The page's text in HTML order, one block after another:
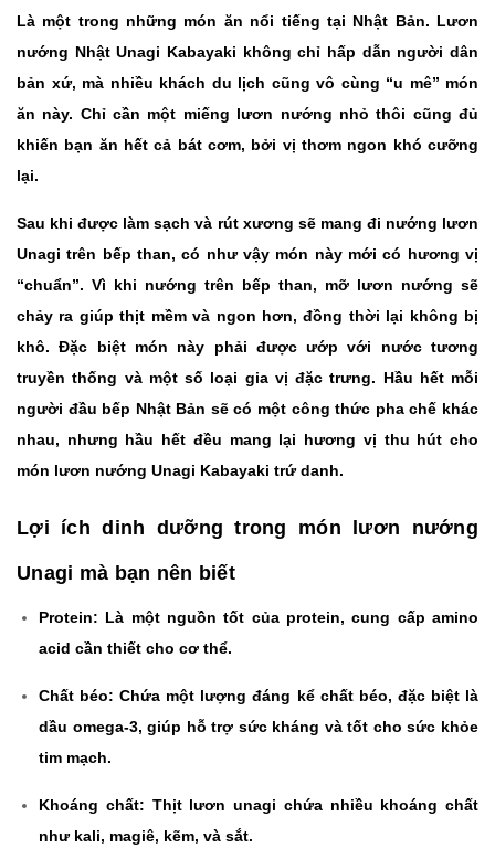
Là một trong những món ăn nổi tiếng tại Nhật Bản. Lươn
nướng Nhật Unagi Kabayaki không chỉ hấp dẫn người dân
bản xứ, mà nhiều khách du lịch cũng vô cùng “u mê” món
ăn này. Chỉ cần một miếng lươn nướng nhỏ thôi cũng đủ
khiến bạn ăn hết cả bát cơm, bởi vị thơm ngon khó cưỡng
lại.
Sau khi được làm sạch và rút xương sẽ mang đi nướng lươn
Unagi trên bếp than, có như vậy món này mới có hương vị
“chuẩn”. Vì khi nướng trên bếp than, mỡ lươn nướng sẽ
chảy ra giúp thịt mềm và ngon hơn, đồng thời lại không bị
khô. Đặc biệt món này phải được ướp với nước tương
truyền thống và một số loại gia vị đặc trưng. Hầu hết mỗi
người đầu bếp Nhật Bản sẽ có một công thức pha chế khác
nhau, nhưng hầu hết đều mang lại hương vị thu hút cho
món lươn nướng Unagi Kabayaki trứ danh.
Lợi ích dinh dưỡng trong món lươn nướng
Unagi mà bạn nên biết
Protein: Là một nguồn tốt của protein, cung cấp amino
acid cần thiết cho cơ thể.
Chất béo: Chứa một lượng đáng kể chất béo, đặc biệt là
dầu omega-3, giúp hỗ trợ sức kháng và tốt cho sức khỏe
tim mạch.
Khoáng chất: Thịt lươn unagi chứa nhiều khoáng chất
như kali, magiê, kẽm, và sắt.